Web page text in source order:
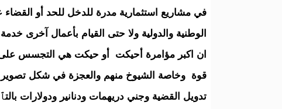
في مشاريع استثمارية مدرة للدخل للحد أو
الوطنية والدولية ولا حتى القيام بأعمال آخرى
ان اكبر مؤامرة أحيكت أو حيكت هي التجسس على
قوة وخاصة الشيوخ منهم والعجزة في شكل تصوير
تدويل القضية وجني دريهمات ودنانير ودولارات